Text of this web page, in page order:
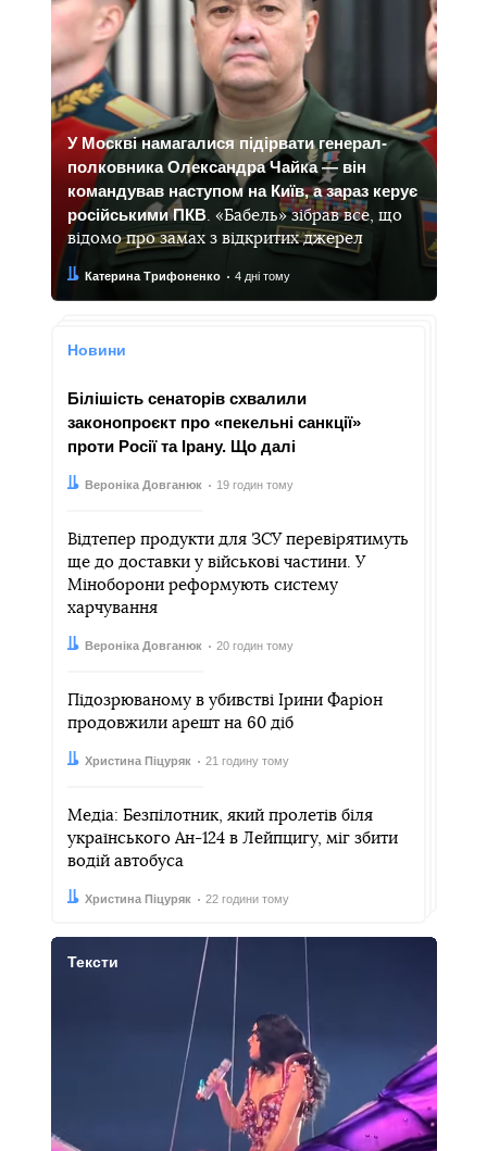
У Москві намагалися підірвати генерал-
полковника Олександра Чайка — він
командував наступом на Київ, а зараз керує
російськими ПКВ. «Бабель» зібрав все, що
відомо про замах з відкритих джерел
Автор:
Катерина Трифоненко
Дата: 4 дні тому
Новини
Білішість сенаторів схвалили
законопроєкт про «пекельні санкції»
проти Росії та Ірану. Що далі
Автор:
Вероніка Довганюк
Дата: 19 годин тому
Відтепер продукти для ЗСУ перевірятимуть
ще до доставки у військові частини. У
Міноборони реформують систему
харчування
Автор:
Вероніка Довганюк
Дата: 20 годин тому
Підозрюваному в убивстві Ірини Фаріон
продовжили арешт на 60 діб
Автор:
Христина Піцуряк
Дата: 21 годину тому
Медіа: Безпілотник, який пролетів біля
українського Ан-124 в Лейпцигу, міг збити
водій автобуса
Автор:
Христина Піцуряк
Дата: 22 години тому
Тексти